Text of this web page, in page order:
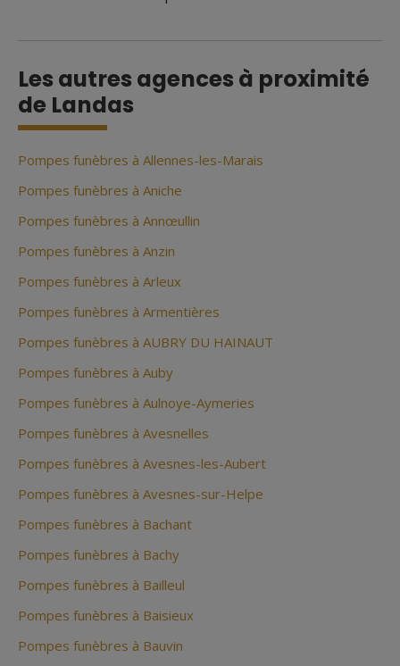
Les autres agences à proximité
de Landas
Pompes funèbres à Allennes-les-Marais
Pompes funèbres à Aniche
Pompes funèbres à Annœullin
Pompes funèbres à Anzin
Pompes funèbres à Arleux
Pompes funèbres à Armentières
Pompes funèbres à AUBRY DU HAINAUT
Pompes funèbres à Auby
Pompes funèbres à Aulnoye-Aymeries
Pompes funèbres à Avesnelles
Pompes funèbres à Avesnes-les-Aubert
Pompes funèbres à Avesnes-sur-Helpe
Pompes funèbres à Bachant
Pompes funèbres à Bachy
Pompes funèbres à Bailleul
Pompes funèbres à Baisieux
Pompes funèbres à Bauvin